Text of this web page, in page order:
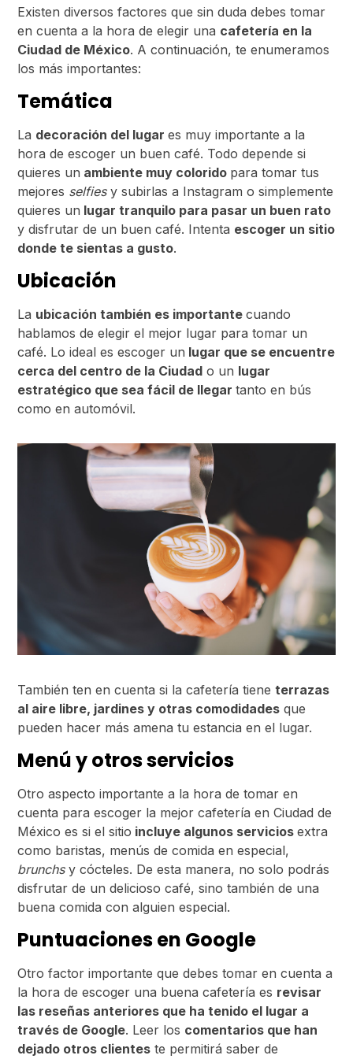
Existen diversos factores que sin duda debes tomar
en cuenta a la hora de elegir una cafetería en la
Ciudad de México. A continuación, te enumeramos
los más importantes:
Temática
La decoración del lugares muy importante a la
hora de escoger un buen café. Todo depende si
quieres un ambiente muy colorido para tomar tus
mejores selfiesy subirlas a Instagram o simplemente
quieres un lugar tranquilo para pasar un buen rato
y disfrutar de un buen café. Intenta escoger un sitio
donde te sientas a gusto.
Ubicación
La ubicación también es importantecuando
hablamos de elegir el mejor lugar para tomar un
café. Lo ideal es escoger un lugar que se encuentre
cerca del centro de la Ciudad o un lugar
estratégico que sea fácil de llegartanto en bús
como en automóvil.
También ten en cuenta si la cafetería tieneterrazas
al aire libre, jardines y otras comodidades que
pueden hacer más amena tu estancia en el lugar.
Menú y otros servicios
Otro aspecto importante a la hora de tomar en
cuenta para escoger la mejor cafetería en Ciudad de
México es si el sitio incluye algunos serviciosextra
como baristas, menús de comida en especial,
brunchsy cócteles. De esta manera, no solo podrás
disfrutar de un delicioso café, sino también de una
buena comida con alguien especial.
Puntuaciones en Google
Otro factor importante que debes tomar en cuenta a
la hora de escoger una buena cafetería es revisar
las reseñas anteriores que ha tenido el lugar a
través de Google. Leer los comentarios que han
dejado otros clientes te permitirá saber de